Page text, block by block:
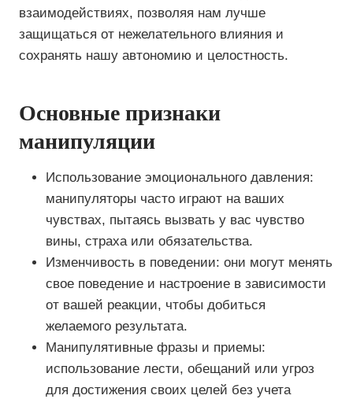
взаимодействиях, позволяя нам лучше
защищаться от нежелательного влияния и
сохранять нашу автономию и целостность.
Основные признаки
манипуляции
Использование эмоционального давления:
манипуляторы часто играют на ваших
чувствах, пытаясь вызвать у вас чувство
вины, страха или обязательства.
Изменчивость в поведении: они могут менять
свое поведение и настроение в зависимости
от вашей реакции, чтобы добиться
желаемого результата.
Манипулятивные фразы и приемы:
использование лести, обещаний или угроз
для достижения своих целей без учета